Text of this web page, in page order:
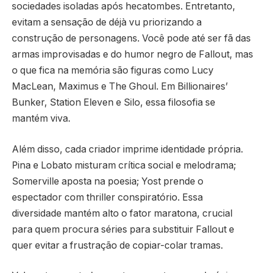
sociedades isoladas após hecatombes. Entretanto,
evitam a sensação de déjà vu priorizando a
construção de personagens. Você pode até ser fã das
armas improvisadas e do humor negro de Fallout, mas
o que fica na memória são figuras como Lucy
MacLean, Maximus e The Ghoul. Em Billionaires’
Bunker, Station Eleven e Silo, essa filosofia se
mantém viva.
Além disso, cada criador imprime identidade própria.
Pina e Lobato misturam crítica social e melodrama;
Somerville aposta na poesia; Yost prende o
espectador com thriller conspiratório. Essa
diversidade mantém alto o fator maratona, crucial
para quem procura séries para substituir Fallout e
quer evitar a frustração de copiar-colar tramas.